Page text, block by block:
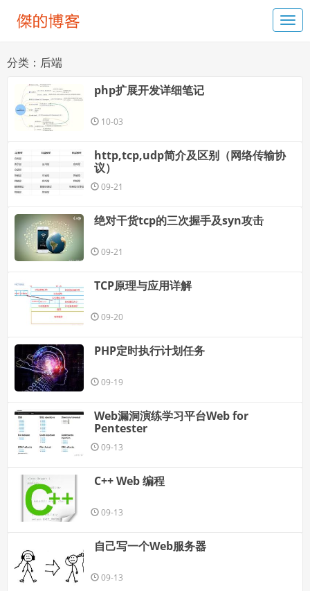
分类：后端
php扩展开发详细笔记
10-03
http,tcp,udp简介及区别（网络传输协
议）
09-21
绝对干货tcp的三次握手及syn攻击
09-21
TCP原理与应用详解
09-20
PHP定时执行计划任务
09-19
Web漏洞演练学习平台Web for
Pentester
09-13
C++ Web 编程
09-13
自己写一个Web服务器
09-13